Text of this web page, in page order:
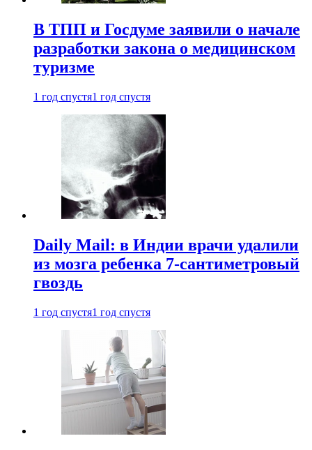
В ТПП и Госдуме заявили о начале
разработки закона о медицинском
туризме
1 год спустя1 год спустя
Daily Mail: в Индии врачи удалили
из мозга ребенка 7-сантиметровый
гвоздь
1 год спустя1 год спустя